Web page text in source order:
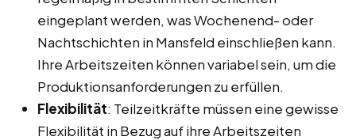
eingeplant werden, was Wochenend- oder
Nachtschichten in Mansfeld einschließen kann.
Ihre Arbeitszeiten können variabel sein, um die
Produktionsanforderungen zu erfüllen.
Flexibilität: Teilzeitkräfte müssen eine gewisse
Flexibilität in Bezug auf ihre Arbeitszeiten